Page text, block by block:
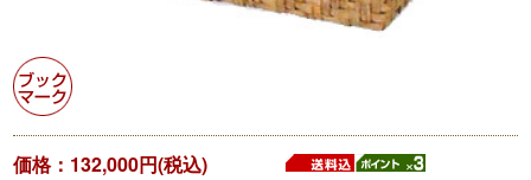
価格：132,000円(税込)